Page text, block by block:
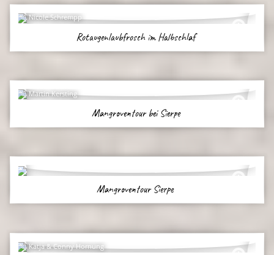
Nicole Schrempp
Rotaugenlaubfrosch im Halbschlaf
Martin Kersting
Mangroventour bei Sierpe
Mangroventour Sierpe
Katja & Conny Hornung